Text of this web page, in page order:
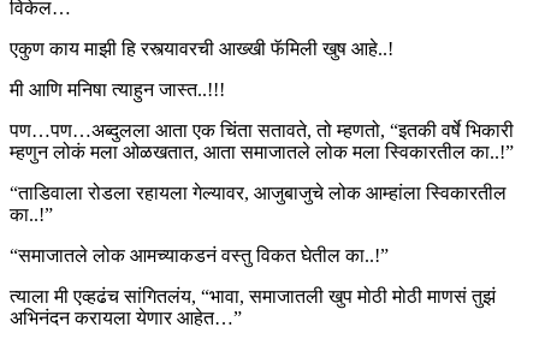
विकेल…
एकुण काय माझी हि रस्त्यावरची आख्खी फॅमिली खुष आहे..!
मी आणि मनिषा त्याहुन जास्त..!!!
पण…पण…अब्दुलला आता एक चिंता सतावते, तो म्हणतो, “इतकी वर्षे भिकारी
म्हणुन लोकं मला ओळखतात, आता समाजातले लोक मला स्विकारतील का..!”
“ताडिवाला रोडला रहायला गेल्यावर, आजुबाजुचे लोक आम्हांला स्विकारतील
का..!”
“समाजातले लोक आमच्याकडनं वस्तु विकत घेतील का..!”
त्याला मी एव्हढंच सांगितलंय, “भावा, समाजातली खुप मोठी मोठी माणसं तुझं
अभिनंदन करायला येणार आहेत…”